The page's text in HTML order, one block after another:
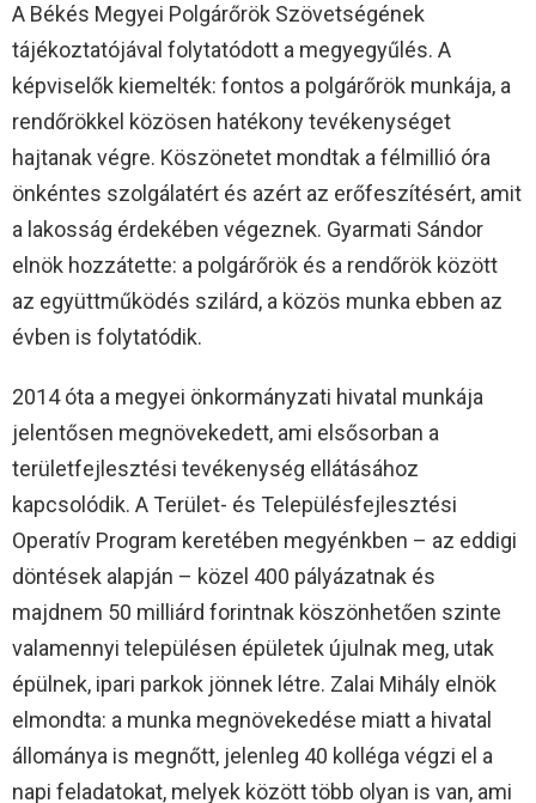
A Békés Megyei Polgárőrök Szövetségének
tájékoztatójával folytatódott a megyegyűlés. A
képviselők kiemelték: fontos a polgárőrök munkája, a
rendőrökkel közösen hatékony tevékenységet
hajtanak végre. Köszönetet mondtak a félmillió óra
önkéntes szolgálatért és azért az erőfeszítésért, amit
a lakosság érdekében végeznek. Gyarmati Sándor
elnök hozzátette: a polgárőrök és a rendőrök között
az együttműködés szilárd, a közös munka ebben az
évben is folytatódik.
2014 óta a megyei önkormányzati hivatal munkája
jelentősen megnövekedett, ami elsősorban a
területfejlesztési tevékenység ellátásához
kapcsolódik. A Terület- és Településfejlesztési
Operatív Program keretében megyénkben – az eddigi
döntések alapján – közel 400 pályázatnak és
majdnem 50 milliárd forintnak köszönhetően szinte
valamennyi településen épületek újulnak meg, utak
épülnek, ipari parkok jönnek létre. Zalai Mihály elnök
elmondta: a munka megnövekedése miatt a hivatal
állománya is megnőtt, jelenleg 40 kolléga végzi el a
napi feladatokat, melyek között több olyan is van, ami